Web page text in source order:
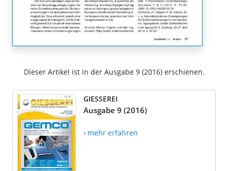
Dieser Artikel ist in der Ausgabe 9 (2016) erschienen.
GIESSEREI
Ausgabe 9 (2016)
› mehr erfahren